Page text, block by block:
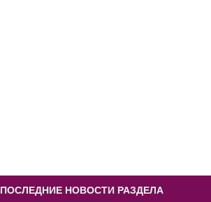
ПОСЛЕДНИЕ НОВОСТИ РАЗДЕЛА